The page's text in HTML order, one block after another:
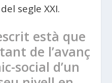
segle XXI.
està que
de l’avanç
social d’un